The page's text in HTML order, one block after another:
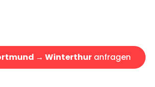
→ Winterthuranfragen